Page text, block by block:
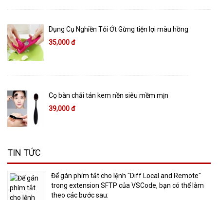
Dụng Cụ Nghiền Tỏi Ớt Gừng tiện lợi màu hồng
35,000 đ
Cọ bàn chải tán kem nền siêu mềm mịn
39,000 đ
TIN TỨC
​Để gán phím tắt cho lệnh "Diff Local and Remote"
trong extension SFTP của VSCode, bạn có thể làm
theo các bước sau: